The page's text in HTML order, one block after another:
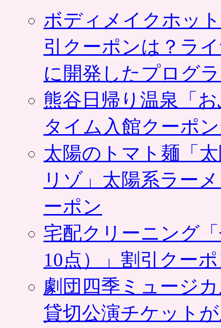
ボディメイクホッ
引クーポンは？ラ
に開発したプログ
熊谷日帰り温泉「
タイム入館クーポ
太陽のトマト麺「
リゾ」太陽系ラー
ーポン
宅配クリーニング
10点）」割引クー
劇団四季ミュージ
貸切公演チケット